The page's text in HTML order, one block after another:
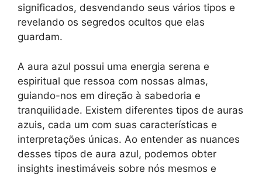
significados, desvendando seus vários tipos e
revelando os segredos ocultos que elas
guardam.
A aura azul possui uma energia serena e
espiritual que ressoa com nossas almas,
guiando-nos em direção à sabedoria e
tranquilidade. Existem diferentes tipos de auras
azuis, cada um com suas características e
interpretações únicas. Ao entender as nuances
desses tipos de aura azul, podemos obter
insights inestimáveis sobre nós mesmos e